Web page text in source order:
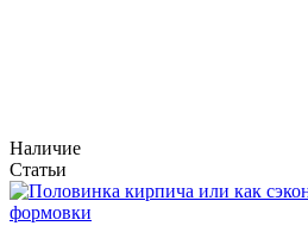
Наличие
Статьи